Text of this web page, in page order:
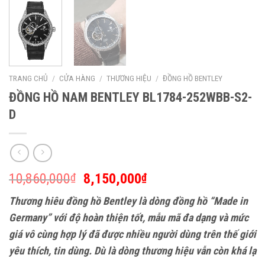
TRANG CHỦ / CỬA HÀNG / THƯƠNG HIỆU / ĐỒNG HỒ BENTLEY
ĐỒNG HỒ NAM BENTLEY BL1784-252WBB-S2-
D
10,860,000₫ 8,150,000₫
Thương hiêu đồng hồ Bentley là dòng đồng hồ “Made in
Germany” với độ hoàn thiện tốt, mẫu mã đa dạng và mức
giá vô cùng hợp lý đã được nhiều người dùng trên thế giới
yêu thích, tin dùng. Dù là dòng thương hiệu vẫn còn khá lạ